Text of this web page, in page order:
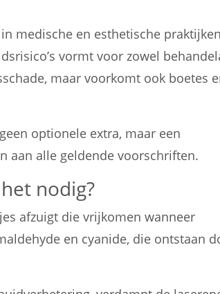
medische en esthetische
vormt voor zowel
maar voorkomt ook boetes
optionele extra, maar een
aan alle geldende voorschriften.
nodig?
afzuigt die vrijkomen wanneer
en cyanide, die ontstaan